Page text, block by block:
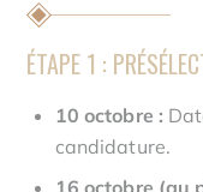
ÉTAPE 1 :
10 octobre :
candidature.
16 octobre (au